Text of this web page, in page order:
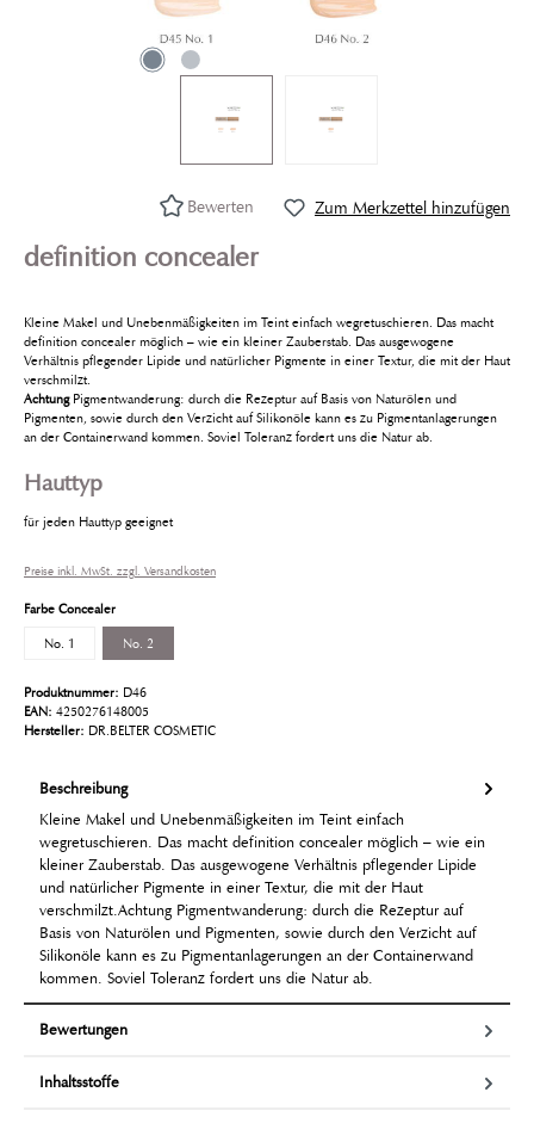
Zum Merkzettel hinzufügen
Bewerten
definition concealer
Kleine Makel und Unebenmäßigkeiten im Teint einfach wegretuschieren. Das macht
definition concealer möglich – wie ein kleiner Zauberstab. Das ausgewogene
Verhältnis pflegender Lipide und natürlicher Pigmente in einer Textur, die mit der Haut
verschmilzt.
AchtungPigmentwanderung: durch die Rezeptur auf Basis von Naturölen und
Pigmenten, sowie durch den Verzicht auf Silikonöle kann es zu Pigmentanlagerungen
an der Containerwand kommen. Soviel Toleranz fordert uns die Natur ab.
Hauttyp
für jeden Hauttyp geeignet
Preise inkl. MwSt. zzgl. Versandkosten
Farbe Concealer
No. 1 No. 2
Produktnummer: D46
EAN: 4250276148005
Hersteller: DR.BELTER COSMETIC
Beschreibung
Kleine Makel und Unebenmäßigkeiten im Teint einfach
wegretuschieren. Das macht definition concealer möglich – wie ein
kleiner Zauberstab. Das ausgewogene Verhältnis pflegender Lipide
und natürlicher Pigmente in einer Textur, die mit der Haut
verschmilzt.Achtung Pigmentwanderung: durch die Rezeptur auf
Basis von Naturölen und Pigmenten, sowie durch den Verzicht auf
Silikonöle kann es zu Pigmentanlagerungen an der Containerwand
kommen. Soviel Toleranz fordert uns die Natur ab.
Bewertungen
Inhaltsstoffe